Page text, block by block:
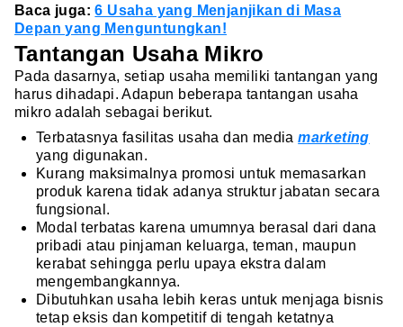
Baca juga:6 Usaha yang Menjanjikan di Masa
Depan yang Menguntungkan!
Tantangan Usaha Mikro
Pada dasarnya, setiap usaha memiliki tantangan yang
harus dihadapi. Adapun beberapa tantangan usaha
mikro adalah sebagai berikut.
Terbatasnya fasilitas usaha dan mediamarketing
yang digunakan.
Kurang maksimalnya promosi untuk memasarkan
produk karena tidak adanya struktur jabatan secara
fungsional.
Modal terbatas karena umumnya berasal dari dana
pribadi atau pinjaman keluarga, teman, maupun
kerabat sehingga perlu upaya ekstra dalam
mengembangkannya.
Dibutuhkan usaha lebih keras untuk menjaga bisnis
tetap eksis dan kompetitif di tengah ketatnya